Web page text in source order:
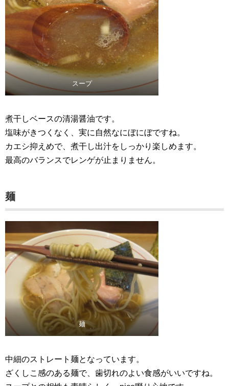
スープ
煮干しベースの清湯醤油です。
塩味がきつくなく、実に自然なにぼにぼですね。
カエシ抑えめで、煮干し出汁をしっかり楽しめます。
最高のバランスでレンゲが止まりません。
麺
麺
中細のストレート麺となっています。
ざくしこ感のある麺で、歯切れのよい食感がいいですね。